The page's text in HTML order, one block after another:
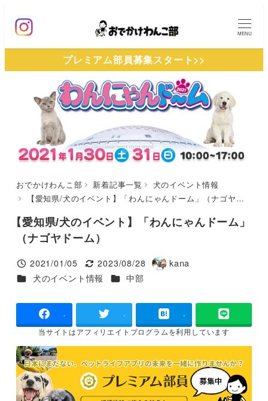
ン
MENU
プレミアム部員募集スタート>>
おでかけわんこ部 新着記事一覧
犬のイベント情報
【愛知県/犬のイベント】「わんにゃんドーム」（ナゴヤドーム）
【愛知県/犬のイベント】「わんにゃんドーム」
（ナゴヤドーム）
投稿日
2021/01/05
更新日
2023/08/28
著
kana
カテゴリー
犬のイベント情報 カテゴリー
中部
- - -
当サイトはアフィリエイトプログラムを利用しています